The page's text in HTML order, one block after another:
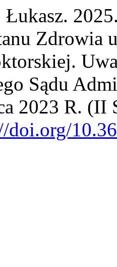
Zdrowia
Sądu
2023 R. (II
doi.org/